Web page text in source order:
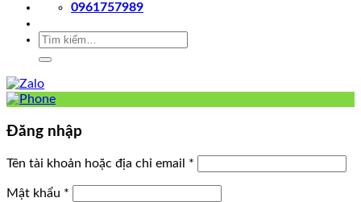
0961757989
Tìm
Đăng nhập
Tên tài khoản hoặc địa chỉ email *
Mật khẩu *